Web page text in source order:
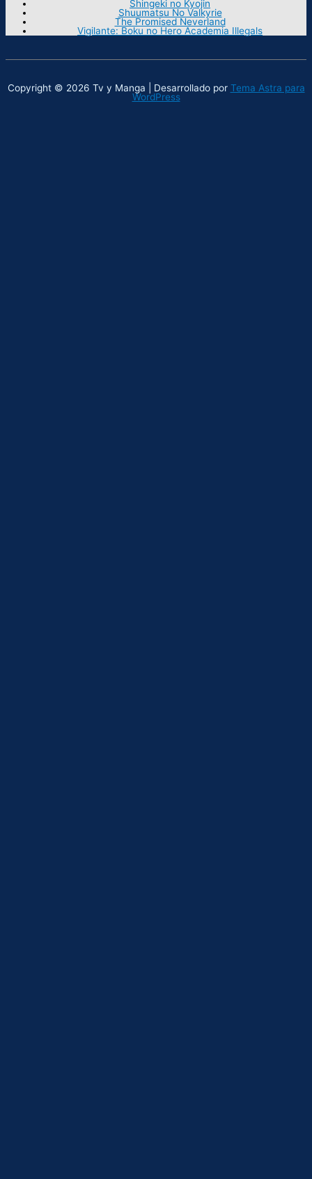
Shingeki no Kyojin
Shuumatsu No Valkyrie
The Promised Neverland
Vigilante: Boku no Hero Academia Illegals
Copyright © 2026 Tv y Manga | Desarrollado por Tema Astra para
WordPress